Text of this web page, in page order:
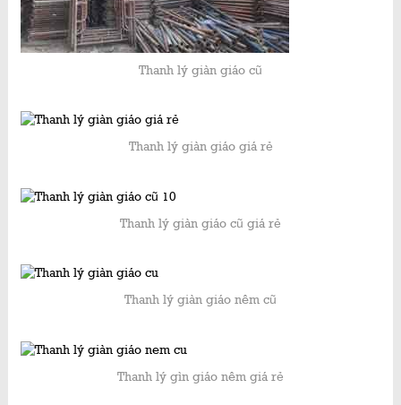
Thanh lý giàn giáo cũ
Thanh lý giàn giáo giá rẻ
Thanh lý giàn giáo cũ giá rẻ
Thanh lý giàn giáo nêm cũ
Thanh lý gìn giáo nêm giá rẻ